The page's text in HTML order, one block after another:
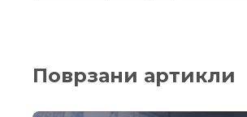
Поврзани артикли